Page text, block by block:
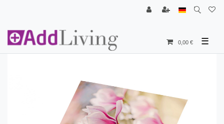
0,00 € ☰